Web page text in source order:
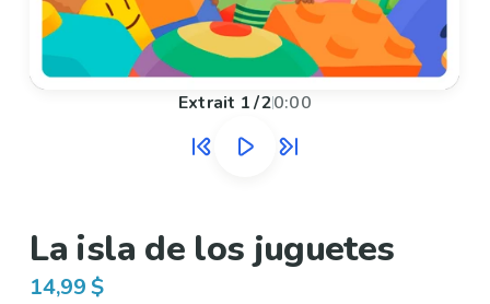
Extrait 1/20:00
La isla de los juguetes
14,99 $